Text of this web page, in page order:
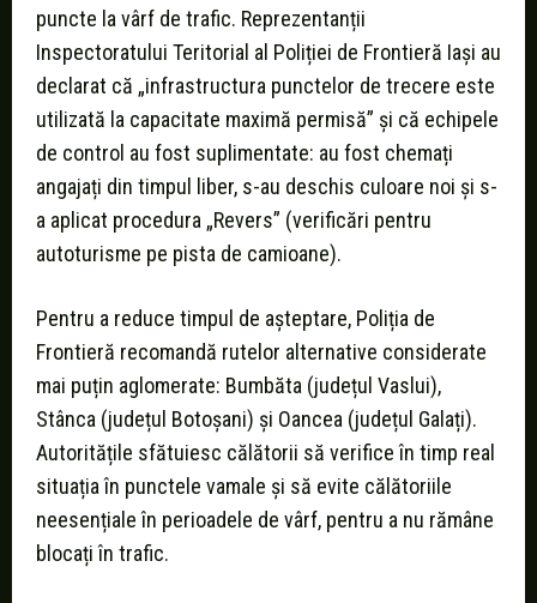
puncte la vârf de trafic. Reprezentanții
Inspectoratului Teritorial al Poliției de Frontieră Iași au
declarat că „infrastructura punctelor de trecere este
utilizată la capacitate maximă permisă” și că echipele
de control au fost suplimentate: au fost chemați
angajați din timpul liber, s-au deschis culoare noi și s-
a aplicat procedura „Revers” (verificări pentru
autoturisme pe pista de camioane).
Pentru a reduce timpul de așteptare, Poliția de
Frontieră recomandă rutelor alternative considerate
mai puțin aglomerate: Bumbăta (județul Vaslui),
Stânca (județul Botoșani) și Oancea (județul Galați).
Autoritățile sfătuiesc călătorii să verifice în timp real
situația în punctele vamale și să evite călătoriile
neesențiale în perioadele de vârf, pentru a nu rămâne
blocați în trafic.